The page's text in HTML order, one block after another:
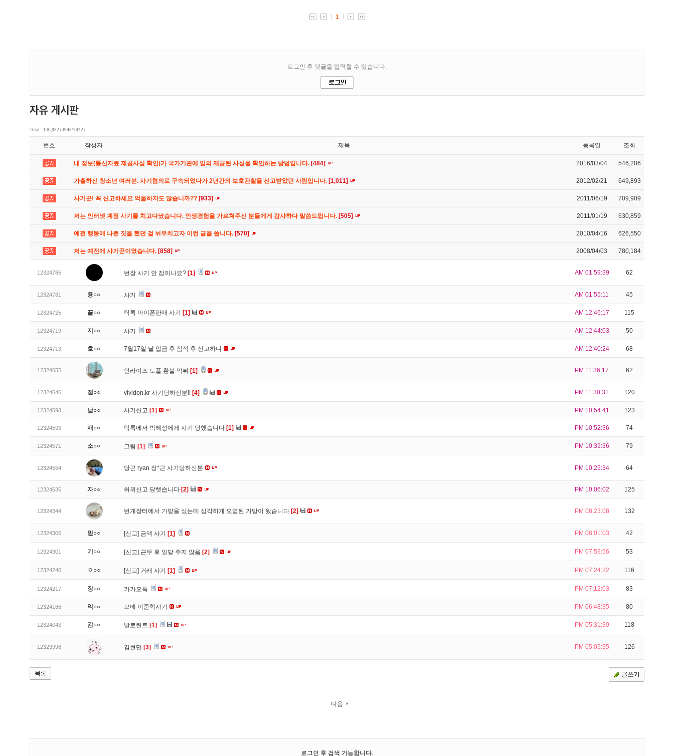
Total : 140,832 (3995/7042)
번호 작성자 제목 등록일 조회
내 정보(통신자료 제공사실 확인)가 국가기관에 임의 제공된 사실을 확인하는 방법입니다. [484] 2016/03/04 546,206
가출하신 청소년 여러분. 사기혐의로 구속되었다가 2년간의 보호관찰을 선고받았던 사람입니다. [1,011] 2012/02/21 649,893
사기꾼! 꼭 신고하세요 억울하지도 않습니까?? [933] 2011/06/19 709,909
저는 인터넷 계정 사기를 치고다녔습니다. 인생경험을 가르쳐주신 분들에게 감사하다 말씀드립니다. [505] 2011/01/19 630,859
예전 행동에 나쁜 짓을 했던 걸 뉘우치고자 이런 글을 씁니다. [570] 2010/04/16 626,550
저는 예전에 사기꾼이였습니다. [858] 2008/04/03 780,184
12324786 번장 사기 안 잡히나요? [1] AM 01:59:39 62
12324781 용○○ 사기 AM 01:55:11 45
12324725 끝○○ 틱톡 아이폰판매 사기 [1] AM 12:46:17 115
12324719 지○○ 사기 AM 12:44:03 50
12324713 호○○ 7월17일 날 입금 후 잠적 후 신고하니 AM 12:40:24 68
12324655 인라이즈 토플 환불 먹튀 [1] PM 11:36:17 62
12324646 절○○ vividon.kr 사기당하신분!! [4] PM 11:30:31 120
12324598 날○○ 사기신고 [1] PM 10:54:41 123
12324593 재○○ 틱톡에서 박혜성에게 사기 당했습니다 [1] PM 10:52:36 74
12324571 소○○ 그림 [1] PM 10:39:36 79
12324554 당근 ryan 정*근 사기당하신분 PM 10:25:34 64
12324535 자○○ 허위신고 당햇습니다 [2] PM 10:06:02 125
12324344 번개장터에서 가방을 샀는데 심각하게 오염된 가방이 왔습니다 [2] PM 08:23:08 132
12324306 믿○○ [신고] 금액 사기 [1] PM 08:01:03 42
12324301 기○○ [신고] 근무 후 일당 주지 않음 [2] PM 07:59:56 53
12324240 ㅇ○○ [신고] 거래 사기 [1] PM 07:24:22 116
12324217 장○○ 카카오톡 PM 07:12:03 83
12324166 익○○ 모배 이준혁사기 PM 06:48:35 80
12324043 감○○ 발로란트 [1] PM 05:31:30 118
12323998 김현민 [3] PM 05:05:35 126
다음
로그인 후 검색 가능합니다.